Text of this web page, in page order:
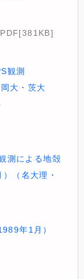
PDF[381KB]
観測
大・茨大
測による地殻
（名大理・
年1月）